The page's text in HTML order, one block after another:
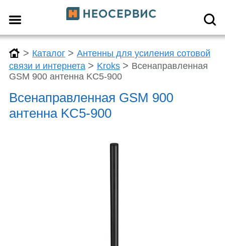
> Каталог > Антенны для усиления сотовой
связи и интернета > Kroks > Всенаправленная
GSM 900 антенна KC5-900
Всенаправленная GSM 900
антенна KC5-900